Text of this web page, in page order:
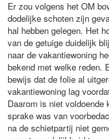
Er zou volgens het OM
dodelijke schoten zijn
hal hebben gelegen. Het
van de getuige duidelijk
naar de vakantiewoning
bekend met welke reden.
bewijs dat de folie al
vakantiewoning lag
Daarom is niet
sprake was van
na de schietpartij niet